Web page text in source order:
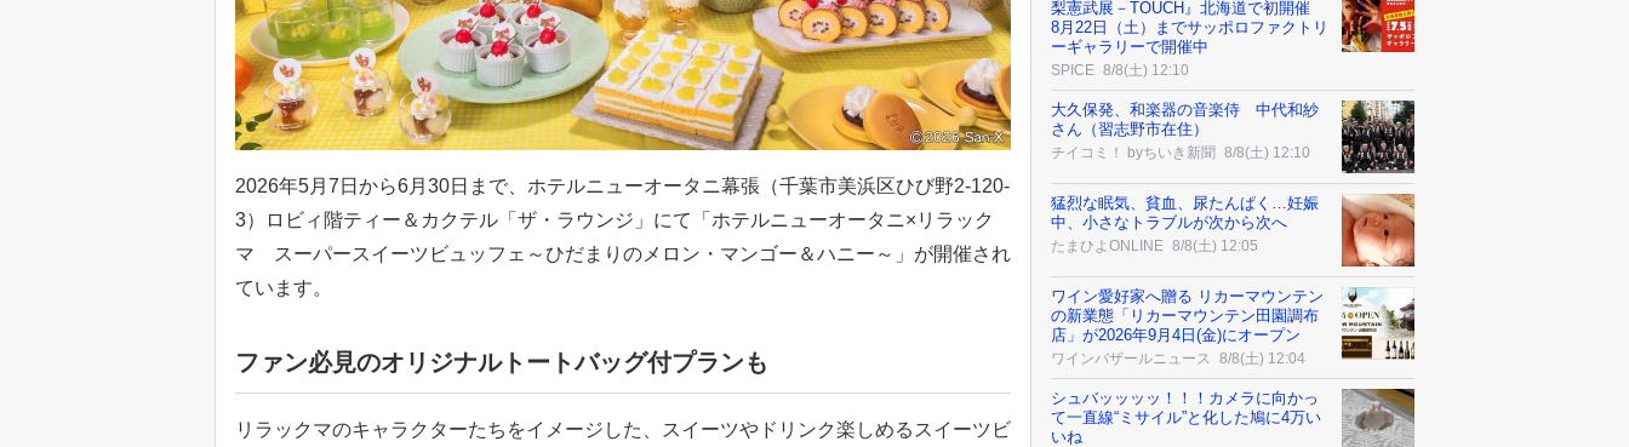
2026年5月7日から6月30日まで、ホテルニューオータニ幕張（千葉市美浜区ひび野2-120-
3）ロビィ階ティー＆カクテル「ザ・ラウンジ」にて「ホテルニューオータニ×リラック
マ スーパースイーツビュッフェ～ひだまりのメロン・マンゴー＆ハニー～」が開催され
ています。
ファン必見のオリジナルトートバッグ付プランも
リラックマのキャラクターたちをイメージした、スイーツやドリンク楽しめるスイーツビ
梨憲武展－TOUCH』北海道で初開催
8月22日（土）までサッポロファクトリ
ーギャラリーで開催中
SPICE 8/8(土) 12:10
大久保発、和楽器の音楽侍 中代和紗
さん（習志野市在住）
チイコミ！ byちいき新聞 8/8(土) 12:10
猛烈な眠気、貧血、尿たんぱく…妊娠
中、小さなトラブルが次から次へ
たまひよONLINE 8/8(土) 12:05
ワイン愛好家へ贈る リカーマウンテン
の新業態「リカーマウンテン田園調布
店」が2026年9月4日(金)にオープン
ワインバザールニュース 8/8(土) 12:04
シュバッッッッ！！！カメラに向かっ
て一直線“ミサイル”と化した鳩に4万い
いね